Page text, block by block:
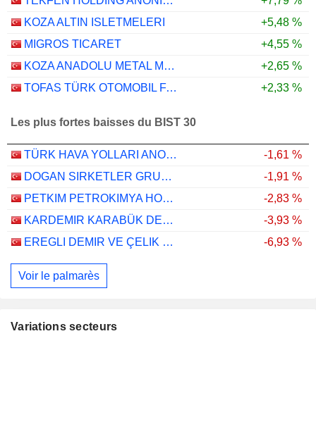
KOZA ALTIN ISLETMELERI
+5,48 %
MIGROS TICARET
+4,55 %
KOZA ANADOLU METAL MADENCILIK ISLETMELERI
+2,65 %
TOFAS TÜRK OTOMOBIL FABRIKASI ANONIM SIRKETI
+2,33 %
Les plus fortes baisses du BIST 30
TÜRK HAVA YOLLARI ANONIM ORTAKLIGI
-1,61 %
DOGAN SIRKETLER GRUBU HOLDING
-1,91 %
PETKIM PETROKIMYA HOLDING ANONIM SIRKETI
-2,83 %
KARDEMIR KARABÜK DEMIR ÇELIK SANAYI VE TICARET
-3,93 %
EREGLI DEMIR VE ÇELIK FABRIKALARI T.A.S.
-6,93 %
Voir le palmarès
Variations secteurs